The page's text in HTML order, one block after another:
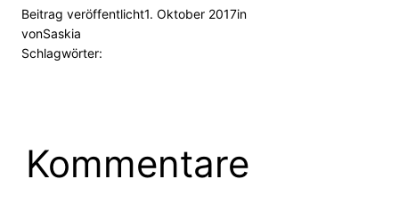
Beitrag veröffentlicht1. Oktober 2017in
vonSaskia
Schlagwörter:
Kommentare